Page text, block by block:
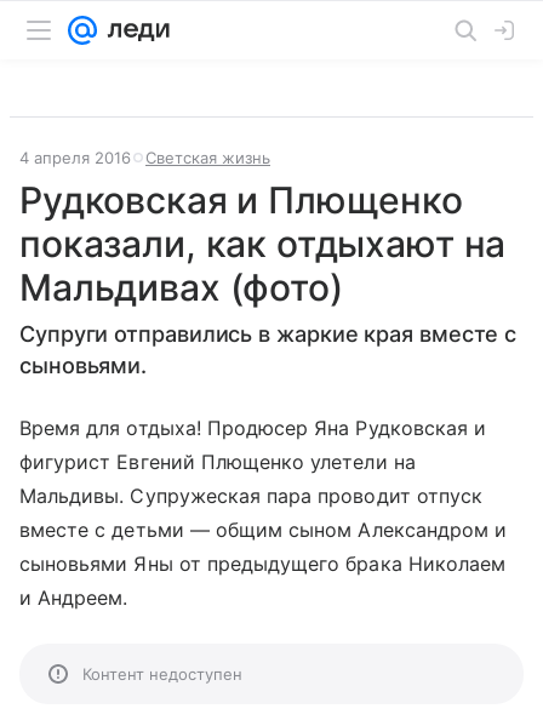
4 апреля 2016 Светская жизнь
Рудковская и Плющенко
показали, как отдыхают на
Мальдивах (фото)
Супруги отправились в жаркие края вместе с
сыновьями.
Время для отдыха! Продюсер Яна Рудковская и
фигурист Евгений Плющенко улетели на
Мальдивы. Супружеская пара проводит отпуск
вместе с детьми —общим сыном Александром и
сыновьями Яны от предыдущего брака Николаем
и Андреем.
Контент недоступен